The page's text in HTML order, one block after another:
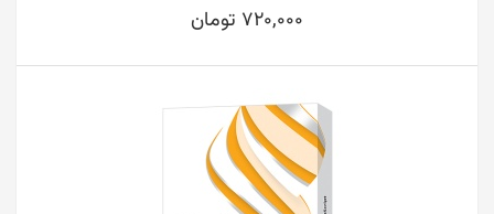
720,000 تومان